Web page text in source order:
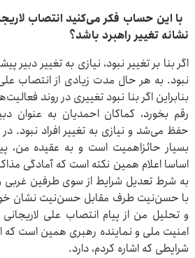
با این حساب فکر می‌کنید انتصاب
نشانه تغییر راهبرد باشد؟
اگر بنا بر تغییر نبود، نیازی به تغییر
نبود. به هر حال مدت زیادی از انتصاب
بنابراین اگر بنا نبود تغییری در روند
رقم بخورد، کماکان احمدیان به‌ عنوان
حفظ می‌شد و نیازی به تغییر افراد نبود.
بسیار حائزاهمیت است و به عقیده من،
اساسا اعلام همین نکته است که آمادگی
به شرط تعدیل شرایط از سوی طرفین غربی
با حسن‌نیت طرف مقابل حسن‌نیت نشان
و تحلیل من از پیام انتصاب علی
امنیت ملی و نماینده رهبری همین است که
شرایطی که اشاره کردم، دارد.